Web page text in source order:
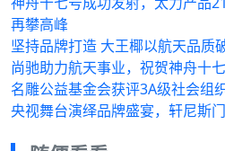
再攀高峰
坚持品牌打造 大王椰以航天品质
尚驰助力航天事业，祝贺神舟十
名雕公益基金会获评3A级社会组
央视舞台演绎品牌盛宴，轩尼斯